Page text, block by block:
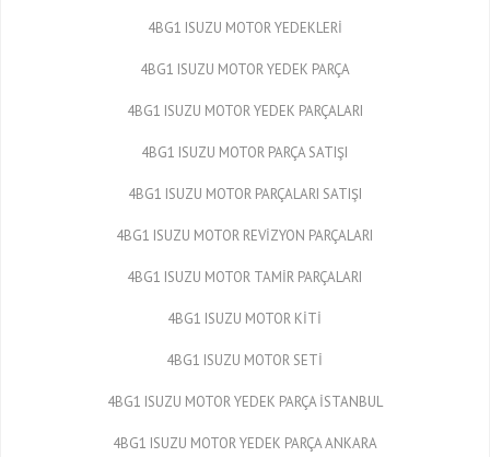
4BG1 ISUZU MOTOR YEDEKLERİ
4BG1 ISUZU MOTOR YEDEK PARÇA
4BG1 ISUZU MOTOR YEDEK PARÇALARI
4BG1 ISUZU MOTOR PARÇA SATIŞI
4BG1 ISUZU MOTOR PARÇALARI SATIŞI
4BG1 ISUZU MOTOR REVİZYON PARÇALARI
4BG1 ISUZU MOTOR TAMİR PARÇALARI
4BG1 ISUZU MOTOR KİTİ
4BG1 ISUZU MOTOR SETİ
4BG1 ISUZU MOTOR YEDEK PARÇA İSTANBUL
4BG1 ISUZU MOTOR YEDEK PARÇA ANKARA